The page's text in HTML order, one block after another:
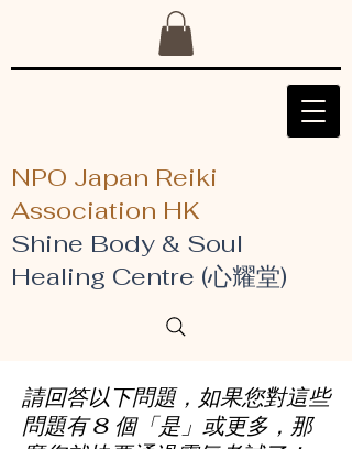
NPO Japan Reiki
Association HK
Shine Body & Soul
Healing Centre (心耀堂)
請回答以下問題，如果您對這些
問題有 8 個「是」或更多，那